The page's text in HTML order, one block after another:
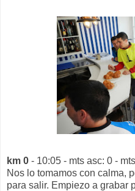
km 0 - 10:05 - mts asc: 0 -
Nos lo tomamos con calma,
para salir. Empiezo a grabar